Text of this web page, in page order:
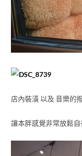
店內裝潢 以及 音樂的
讓本胖感覺非常放鬆自